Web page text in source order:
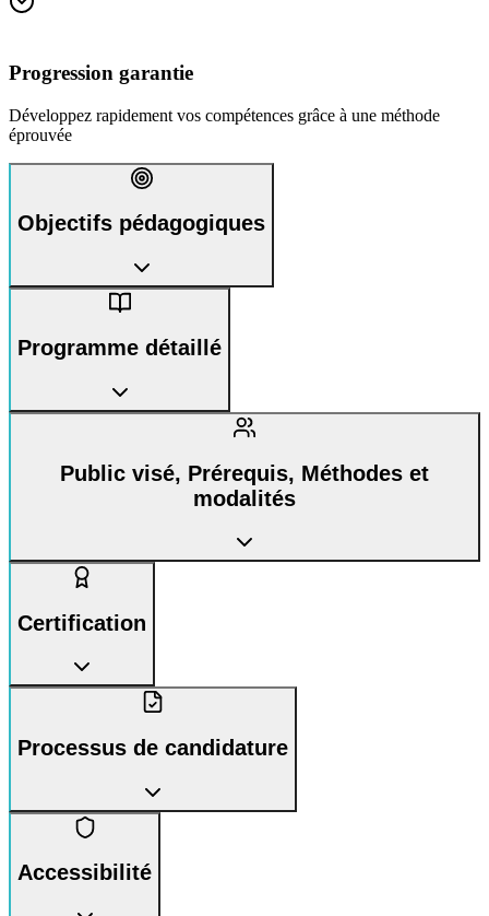
Progression garantie
Développez rapidement vos compétences grâce à une méthode
éprouvée
Objectifs pédagogiques
Programme détaillé
Public visé, Prérequis, Méthodes et
modalités
Certification
Processus de candidature
Accessibilité